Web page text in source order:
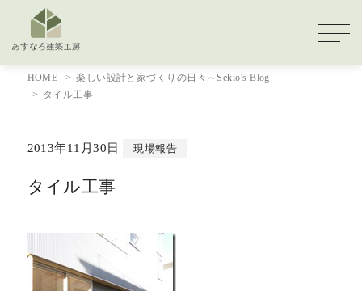
HOME
楽しい設計と家づくりの日々～Sekio's Blog
タイル工事
2013年11月30日 現場報告
タイル工事